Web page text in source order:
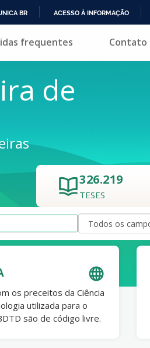
PARA
BR ACESSO À INFORMAÇÃO
frequentes Contato
de
326.219
TESES
os preceitos da Ciência
utilizada para o
são de código livre.